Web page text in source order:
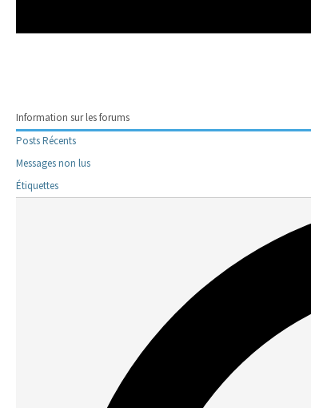
Information sur les forums
Posts Récents
Messages non lus
Étiquettes